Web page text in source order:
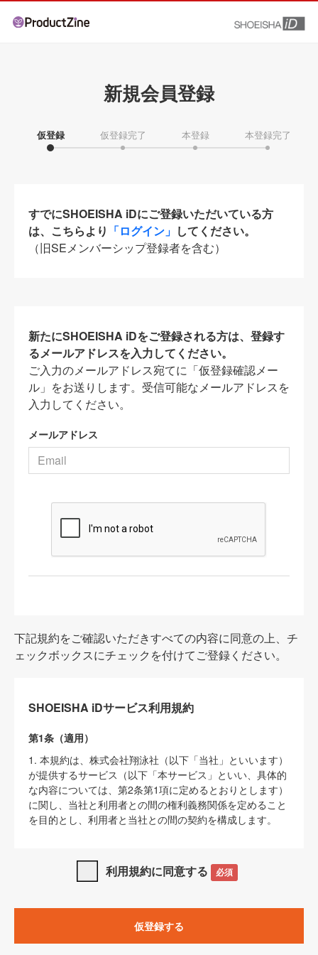
新規会員登録
仮登録 仮登録完了 本登録 本登録完了
すでにSHOEISHA iDにご登録いただいている方
は、こちらより 「ログイン」 してください。
（旧SEメンバーシップ登録者を含む）
新たにSHOEISHA iDをご登録される方は、登録す
るメールアドレスを入力してください。
ご入力のメールアドレス宛てに「仮登録確認メー
ル」をお送りします。受信可能なメールアドレスを
入力してください。
メールアドレス
下記規約をご確認いただきすべての内容に同意の上、チ
ェックボックスにチェックを付けてご登録ください。
SHOEISHA iDサービス利用規約
第1条（適用）
1. 本規約は、株式会社翔泳社（以下「当社」といいます）
が提供するサービス（以下「本サービス」といい、具体的
な内容については、第2条第1項に定めるとおりとします）
に関し、当社と利用者との間の権利義務関係を定めること
を目的とし、利用者と当社との間の契約を構成します。
SHOEISHA iDプライバシーポリシー」及び「
サイト上でのデータの利用について（Cookieポリシー）
3. 本規約の内容と、前項に記載する定めその他当社が定め
利用規約に同意する 必須
仮登録する